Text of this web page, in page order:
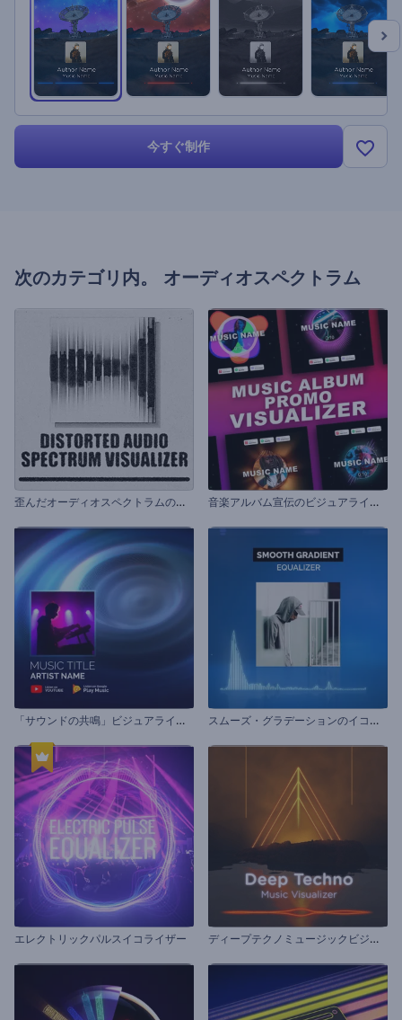
今すぐ制作
次のカテゴリ内。 オーディオスペクトラム
歪
んだオーディオスペクトラムのビジュアライザー 音
楽アルバム宣伝のビジュアライザー
「
サウンドの共鳴」ビジュアライザー ス
ムーズ・グラデーションのイコライザー
エレクトリックパルスイコライザー デ
ィープテクノミュージックビジュアライザー